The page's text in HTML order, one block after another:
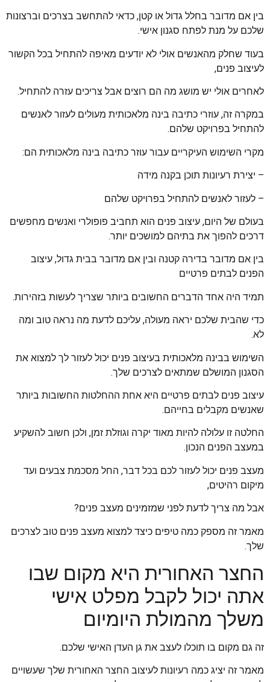
בין אם מדובר בחלל גדול או קטן, כדאי להתחשב בצרכים וברצונות
שלכם על מנת לפתח סגנון אישי.
בעוד שחלק מהאנשים אולי לא יודעים מאיפה להתחיל בכל הקשור
לעיצוב פנים,
לאחרים אולי יש מושג מה הם רוצים אבל צריכים עזרה להתחיל.
במקרה זה, עוזרי כתיבה בינה מלאכותית מעולים לעזור לאנשים
להתחיל בפרויקט שלהם.
מקרי השימוש העיקריים עבור עוזר כתיבה בינה מלאכותית הם:
– יצירת רעיונות תוכן בקנה מידה
– לעזור לאנשים להתחיל בפרויקט שלהם
בעולם של היום, עיצוב פנים הוא תחביב פופולרי ואנשים מחפשים
דרכים להפוך את בתיהם למושכים יותר.
בין אם מדובר בדירה קטנה ובין אם מדובר בבית גדול, עיצוב
הפנים לבתים פרטיים
תמיד היה אחד הדברים החשובים ביותר שצריך לעשות בזהירות.
כדי שהבית שלכם יראה מעולה, עליכם לדעת מה נראה טוב ומה
לא.
השימוש בבינה מלאכותית בעיצוב פנים יכול לעזור לך למצוא את
הסגנון המושלם שמתאים לצרכים שלך.
עיצוב פנים לבתים פרטיים היא אחת ההחלטות החשובות ביותר
שאנשים מקבלים בחייהם.
החלטה זו עלולה להיות מאוד יקרה וגוזלת זמן, ולכן חשוב להשקיע
במעצב הפנים הנכון.
מעצב פנים יכול לעזור לכם בכל דבר, החל מסכמת צבעים ועד
מיקום רהיטים,
אבל מה צריך לדעת לפני שמזמינים מעצב פנים?
מאמר זה מספק כמה טיפים כיצד למצוא מעצב פנים טוב לצרכים
שלך.
החצר האחורית היא מקום שבו
אתה יכול לקבל מפלט אישי
משלך מהמולת היומיום
זה גם מקום בו תוכלו לעצב את גן העדן האישי שלכם.
מאמר זה יציג כמה רעיונות לעיצוב החצר האחורית שלך שעשויים